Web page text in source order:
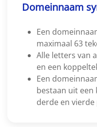
Domeinnaam
Een
maximaal 63
Alle letters van
en een
Een
bestaan uit een
derde en vierde